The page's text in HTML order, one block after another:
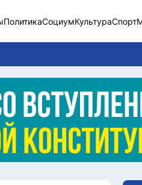
ПолитикаСоциумКультураСпорт
Новости столицы
Социум
Спорт